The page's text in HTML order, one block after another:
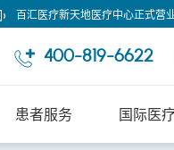
百汇医疗新天地医疗中心正式营
400-819-6622
患者服务 国际医